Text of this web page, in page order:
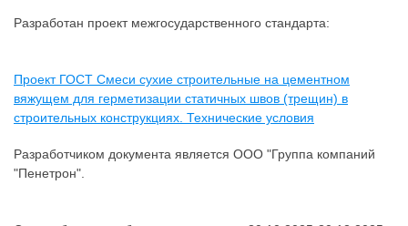
Разработан проект межгосударственного стандарта:
Проект ГОСТ Смеси сухие строительные на цементном
вяжущем для герметизации статичных швов (трещин) в
строительных конструкциях. Технические условия
Разработчиком документа является ООО "Группа компаний
"Пенетрон".